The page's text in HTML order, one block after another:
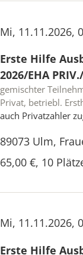
Mi, 11.11.2026,
Erste Hilfe
2026/EHA
gemischter
Privat, betriebl.
auch Privatzahler
89073 Ulm,
65,00 €, 10
Mi, 11.11.2026,
Erste Hilfe